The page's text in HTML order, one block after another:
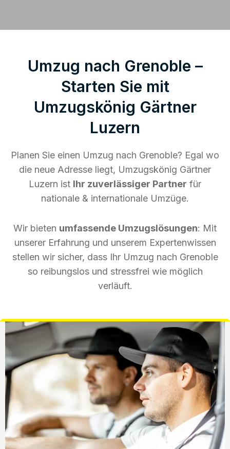
Umzug nach Grenoble –
Starten Sie mit
Umzugskönig Gärtner
Luzern
Planen Sie einen Umzug nach Grenoble? Egal wo
die neue Adresse liegt, Umzugskönig Gärtner
Luzern ist Ihr zuverlässiger Partner für
nationale & internationale Umzüge.
Wir bieten umfassende Umzugslösungen: Mit
unserer Erfahrung und unserem Expertenwissen
stellen wir sicher, dass Ihr Umzug nach Grenoble
so reibungslos und stressfrei wie möglich
verläuft.